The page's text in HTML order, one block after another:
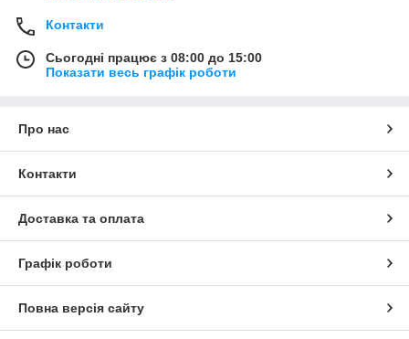
Контакти
Сьогодні працює з 08:00 до 15:00
Показати весь графік роботи
Про нас
Контакти
Доставка та оплата
Графік роботи
Повна версія сайту